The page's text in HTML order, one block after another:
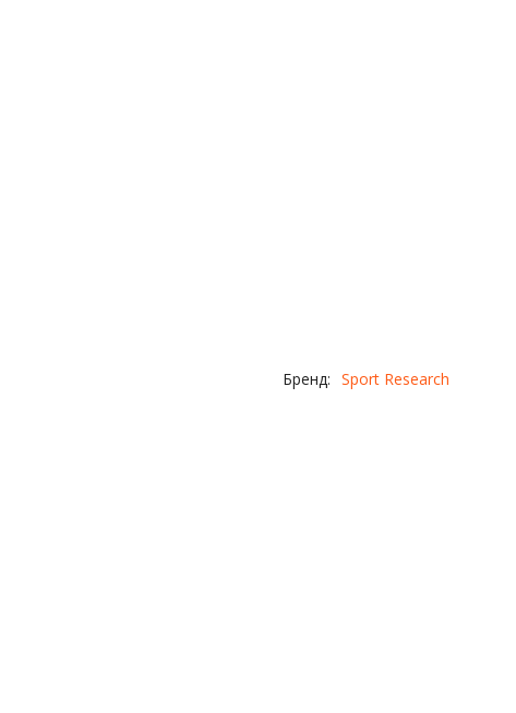
Бренд: Sport Research